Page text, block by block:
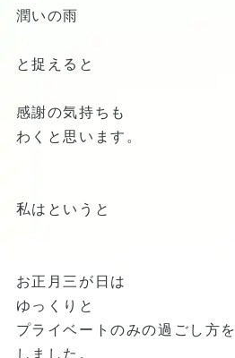
潤いの雨
と捉えると
感謝の気持ちも
わくと思います。
私はというと
お正月三が日は
ゆっくりと
プライベートのみの過ごし方を
しました。